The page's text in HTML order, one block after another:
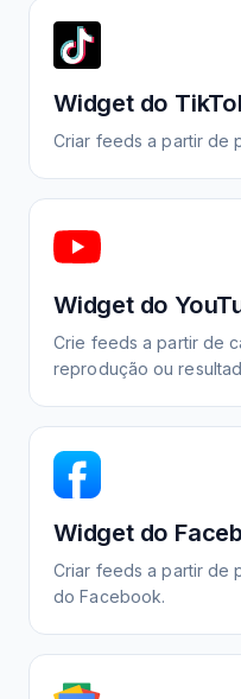
Widget do
Criar feeds a partir de
Widget do
Crie feeds a partir de
reprodução ou
Widget do
Criar feeds a partir de
do Facebook.